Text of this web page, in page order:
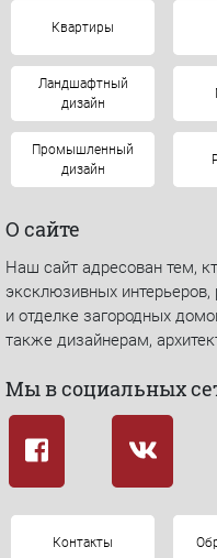
Квартиры
Ландшафтный
дизайн
Промышленный
дизайн
О сайте
Наш сайт адресован тем,
эксклюзивных интерьеров,
и отделке загородных
также дизайнерам,
Мы в социальных
Контакты